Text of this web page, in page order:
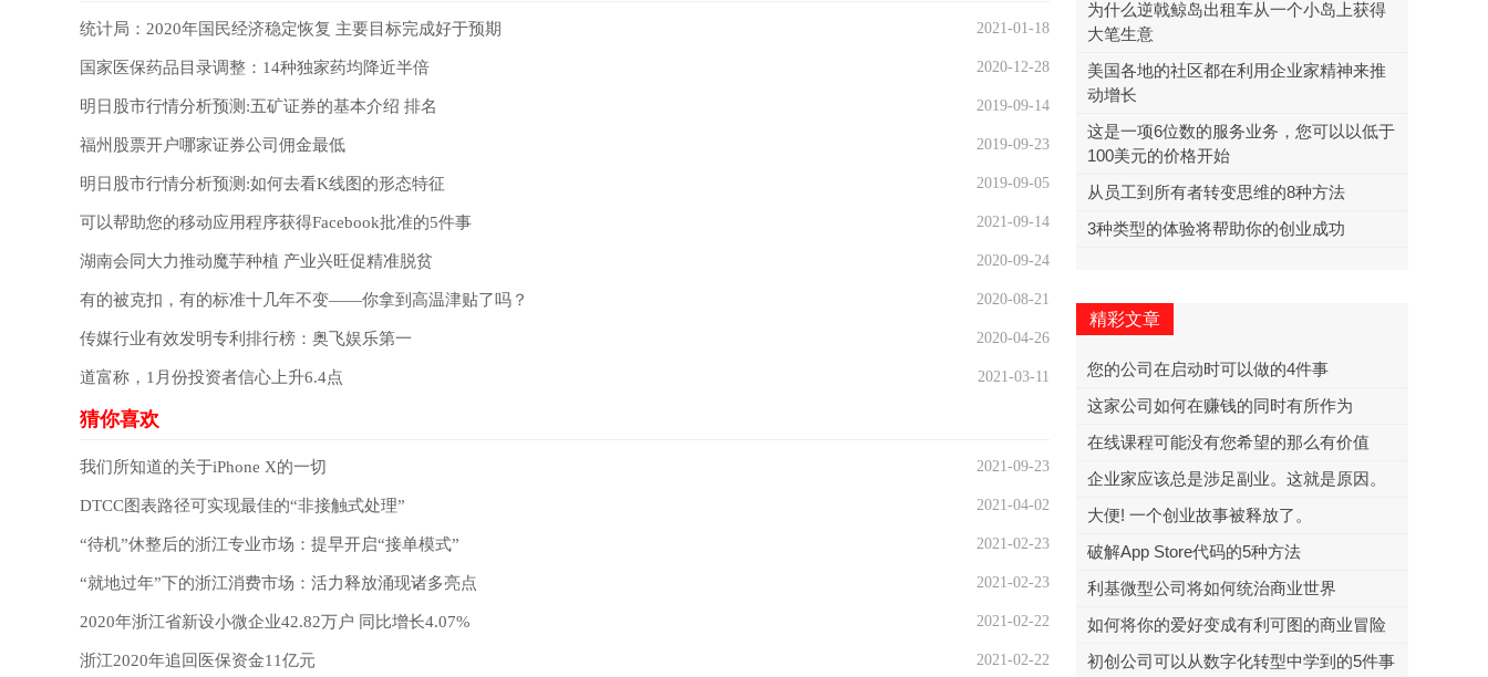
统计局：2020年国民经济稳定恢复 主要目标完成好于预期 2021-01-18
国家医保药品目录调整：14种独家药均降近半倍 2020-12-28
明日股市行情分析预测:五矿证券的基本介绍 排名 2019-09-14
福州股票开户哪家证券公司佣金最低 2019-09-23
明日股市行情分析预测:如何去看K线图的形态特征 2019-09-05
可以帮助您的移动应用程序获得Facebook批准的5件事 2021-09-14
湖南会同大力推动魔芋种植 产业兴旺促精准脱贫 2020-09-24
有的被克扣，有的标准十几年不变——你拿到高温津贴了吗？ 2020-08-21
传媒行业有效发明专利排行榜：奥飞娱乐第一 2020-04-26
道富称，1月份投资者信心上升6.4点 2021-03-11
我们所知道的关于iPhone X的一切 2021-09-23
DTCC图表路径可实现最佳的“非接触式处理” 2021-04-02
“待机”休整后的浙江专业市场：提早开启“接单模式” 2021-02-23
“就地过年”下的浙江消费市场：活力释放涌现诸多亮点 2021-02-23
2020年浙江省新设小微企业42.82万户 同比增长4.07% 2021-02-22
浙江2020年追回医保资金11亿元 2021-02-22
为什么逆戟鲸岛出租车从一个小岛上获得
大笔生意
美国各地的社区都在利用企业家精神来推
动增长
这是一项6位数的服务业务，您可以以低于
100美元的价格开始
从员工到所有者转变思维的8种方法
3种类型的体验将帮助你的创业成功
精彩文章
您的公司在启动时可以做的4件事
这家公司如何在赚钱的同时有所作为
在线课程可能没有您希望的那么有价值
企业家应该总是涉足副业。这就是原因。
大便! 一个创业故事被释放了。
破解App Store代码的5种方法
利基微型公司将如何统治商业世界
如何将你的爱好变成有利可图的商业冒险
初创公司可以从数字化转型中学到的5件事